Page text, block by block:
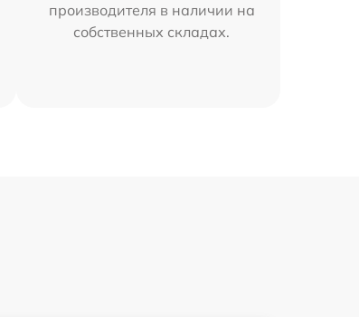
производителя в наличии на
собственных складах.